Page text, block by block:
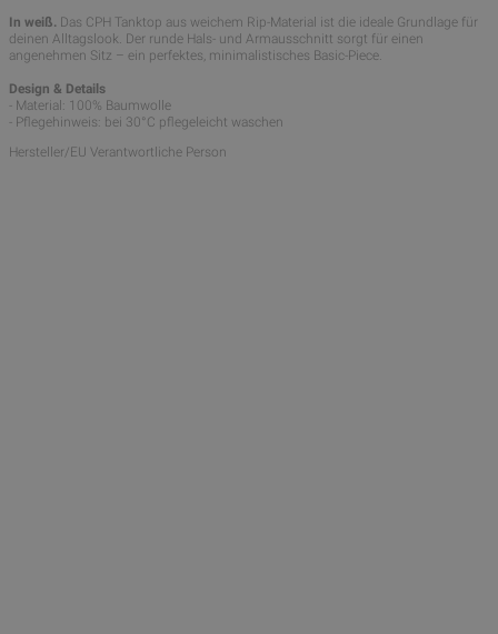
In weiß. Das CPH Tanktop aus weichem Rip-Material ist die ideale Grundlage für
deinen Alltagslook. Der runde Hals- und Armausschnitt sorgt für einen
angenehmen Sitz – ein perfektes, minimalistisches Basic-Piece.
Design & Details
- Material: 100% Baumwolle
- Pflegehinweis: bei 30°C pflegeleicht waschen
Hersteller/EU Verantwortliche Person